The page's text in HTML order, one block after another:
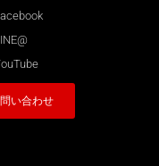
い合わせ